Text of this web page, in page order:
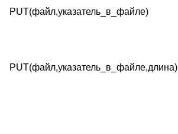
PUT(файл,указатель_в_файле)
PUT(файл,указатель_в_файле,длина)